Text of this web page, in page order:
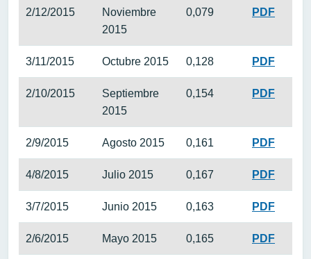
2/12/2015
Noviembre
2015
0,079 PDF
3/11/2015 Octubre 2015 0,128 PDF
2/10/2015
Septiembre
2015
0,154 PDF
2/9/2015 Agosto 2015 0,161 PDF
4/8/2015 Julio 2015 0,167 PDF
3/7/2015 Junio 2015 0,163 PDF
2/6/2015 Mayo 2015 0,165 PDF